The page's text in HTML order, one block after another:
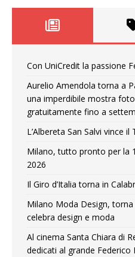
Con UniCredit la passione
Aurelio Amendola torna a
una imperdibile mostra
gratuitamente fino a
L’Albereta San Salvi vince
Milano, tutto pronto per la
2026
Il Giro d’Italia torna in
Milano Moda Design, torna
celebra design e moda
Al cinema Santa Chiara di
dedicati al grande Federico